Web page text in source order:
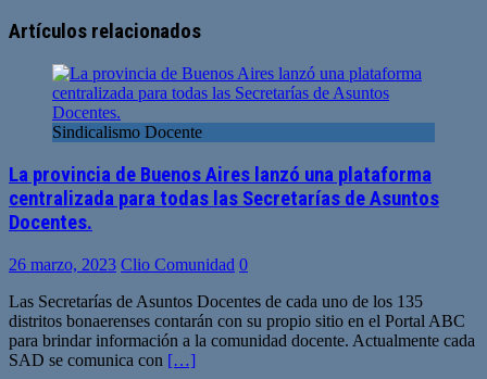
web
Artículos relacionados
Sindicalismo Docente
La provincia de Buenos Aires lanzó una plataforma
centralizada para todas las Secretarías de Asuntos
Docentes.
26 marzo, 2023 Clio Comunidad 0
Las Secretarías de Asuntos Docentes de cada uno de los 135
distritos bonaerenses contarán con su propio sitio en el Portal ABC
para brindar información a la comunidad docente. Actualmente cada
SAD se comunica con […]